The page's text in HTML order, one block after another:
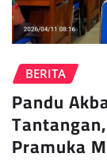
BERITA
Pandu
Pramuka